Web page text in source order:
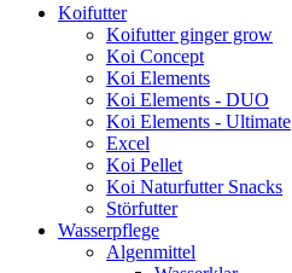
Koifutter
Koifutter ginger grow
Koi Concept
Koi Elements
Koi Elements - DUO
Koi Elements - Ultimate
Excel
Koi Pellet
Koi Naturfutter Snacks
Störfutter
Wasserpflege
Algenmittel